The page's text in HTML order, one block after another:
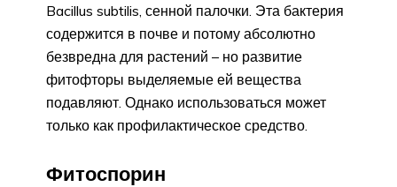
Bacillus subtilis, сенной палочки. Эта бактерия
содержится в почве и потому абсолютно
безвредна для растений – но развитие
фитофторы выделяемые ей вещества
подавляют. Однако использоваться может
только как профилактическое средство.
Фитоспорин